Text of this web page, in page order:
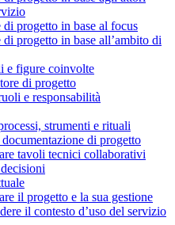
progetto in base al focus
progetto in base all’ambito di
e figure coinvolte
di progetto
e responsabilità
strumenti e rituali
di progetto
tavoli tecnici collaborativi
il progetto e la sua gestione
il contesto d’uso del servizio